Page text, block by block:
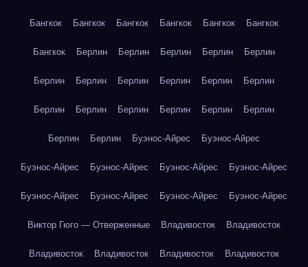
Бангкок Бангкок Бангкок Бангкок Бангкок Бангкок
Бангкок Берлин Берлин Берлин Берлин Берлин
Берлин Берлин Берлин Берлин Берлин Берлин
Берлин Берлин Берлин Берлин Берлин Берлин
Берлин Берлин Буэнос-Айрес Буэнос-Айрес
Буэнос-Айрес Буэнос-Айрес Буэнос-Айрес Буэнос-Айрес
Буэнос-Айрес Буэнос-Айрес Буэнос-Айрес Буэнос-Айрес
Виктор Гюго — Отверженные Владивосток Владивосток
Владивосток Владивосток Владивосток Владивосток